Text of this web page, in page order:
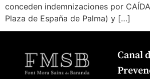
conceden indemnizaciones por
Plaza de España de Palma) y […]
Canal